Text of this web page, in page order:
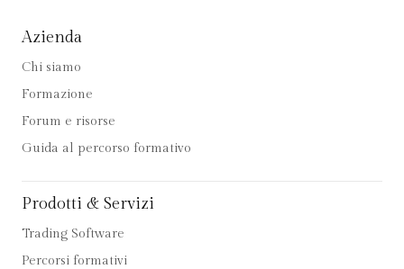
Azienda
Chi siamo
Formazione
Forum e risorse
Guida al percorso formativo
Prodotti & Servizi
Trading Software
Percorsi formativi